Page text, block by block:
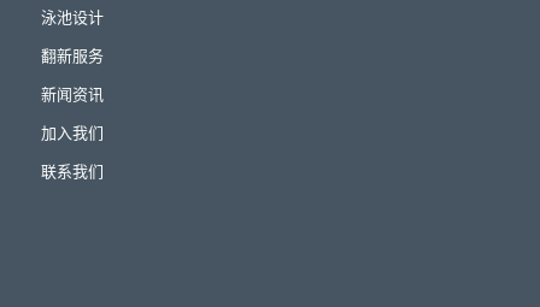
泳池设计
翻新服务
新闻资讯
加入我们
联系我们